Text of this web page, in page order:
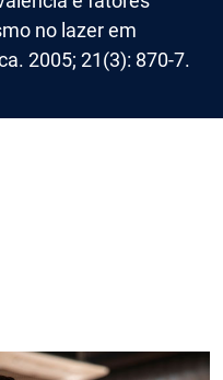
no lazer em
2005; 21(3): 870-7.